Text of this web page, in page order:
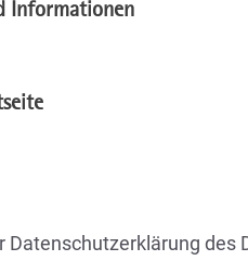
Informationen
des